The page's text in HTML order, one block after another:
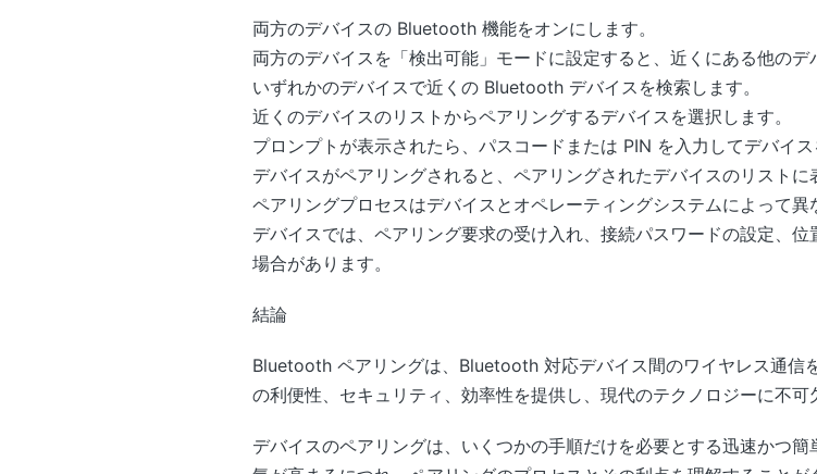
両方のデバイスの Bluetooth 機能をオンにします。
両方のデバイスを「検出可能」モードに設定すると、近くにある他のデ
いずれかのデバイスで近くの Bluetooth デバイスを検索します。
近くのデバイスのリストからペアリングするデバイスを選択します。
プロンプトが表示されたら、パスコードまたは PIN を入力してデバイス
デバイスがペアリングされると、ペアリングされたデバイスのリストに
ペアリングプロセスはデバイスとオペレーティングシステムによって
デバイスでは、ペアリング要求の受け入れ、接続パスワードの設定、
場合があります。
結論
Bluetooth ペアリングは、Bluetooth 対応デバイス間のワイヤレス通信
の利便性、セキュリティ、効率性を提供し、現代のテクノロジーに不可
デバイスのペアリングは、いくつかの手順だけを必要とする迅速かつ